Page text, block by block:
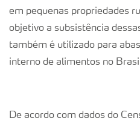
em pequenas propriedades
objetivo a subsistência
também é utilizado para
interno de alimentos no
De acordo com dados do